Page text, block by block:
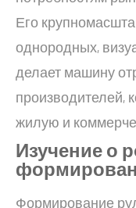
Его
однородных,
делает машину
производителей,
жилую и
Изучение о
Формирование